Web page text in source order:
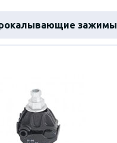
зажимы